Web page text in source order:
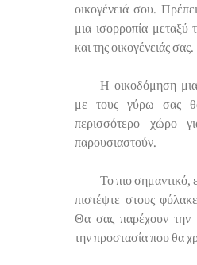
οικογένειά σου.
μια ισορροπία μεταξύ
και της οικογένειάς σας.
Η οικοδόμηση
με τους γύρω σας
περισσότερο χώρο
παρουσιαστούν.
Το πιο σημαντικό,
πιστέψτε στους
Θα σας παρέχουν την
την προστασία που θα